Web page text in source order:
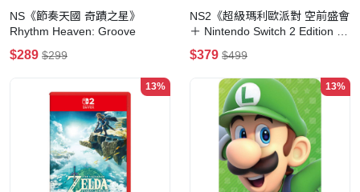
NS《節奏天國 奇蹟之星》
Rhythm Heaven: Groove
$289 $299
NS2《超級瑪利歐派對 空前盛會
＋ Nintendo Switch 2 Edition 空
前盛會TV》Super Mario Party
Jamboree Nintendo Switch 2
$379 $499
13% 13%